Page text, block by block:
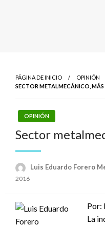
PÁGINA DE INICIO
OPINIÓN
SECTOR METALMECÁNICO, MÁS
OPINIÓN
Sector
Luis Eduardo Forero
2016
Por:
La